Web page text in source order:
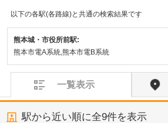
以下の各駅(各路線)と共通の検索結果です
熊本城・市役所前駅:
熊本市電A系統,熊本市電B系統
一覧表示
駅から近い順に全9件を表示